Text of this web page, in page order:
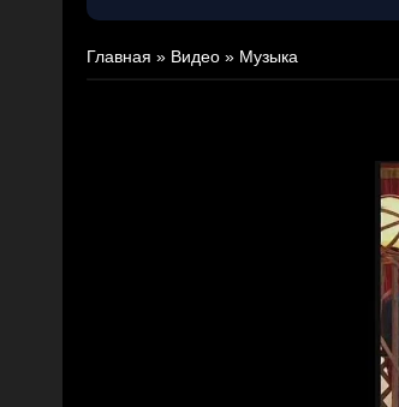
Главная » Видео » Музыка